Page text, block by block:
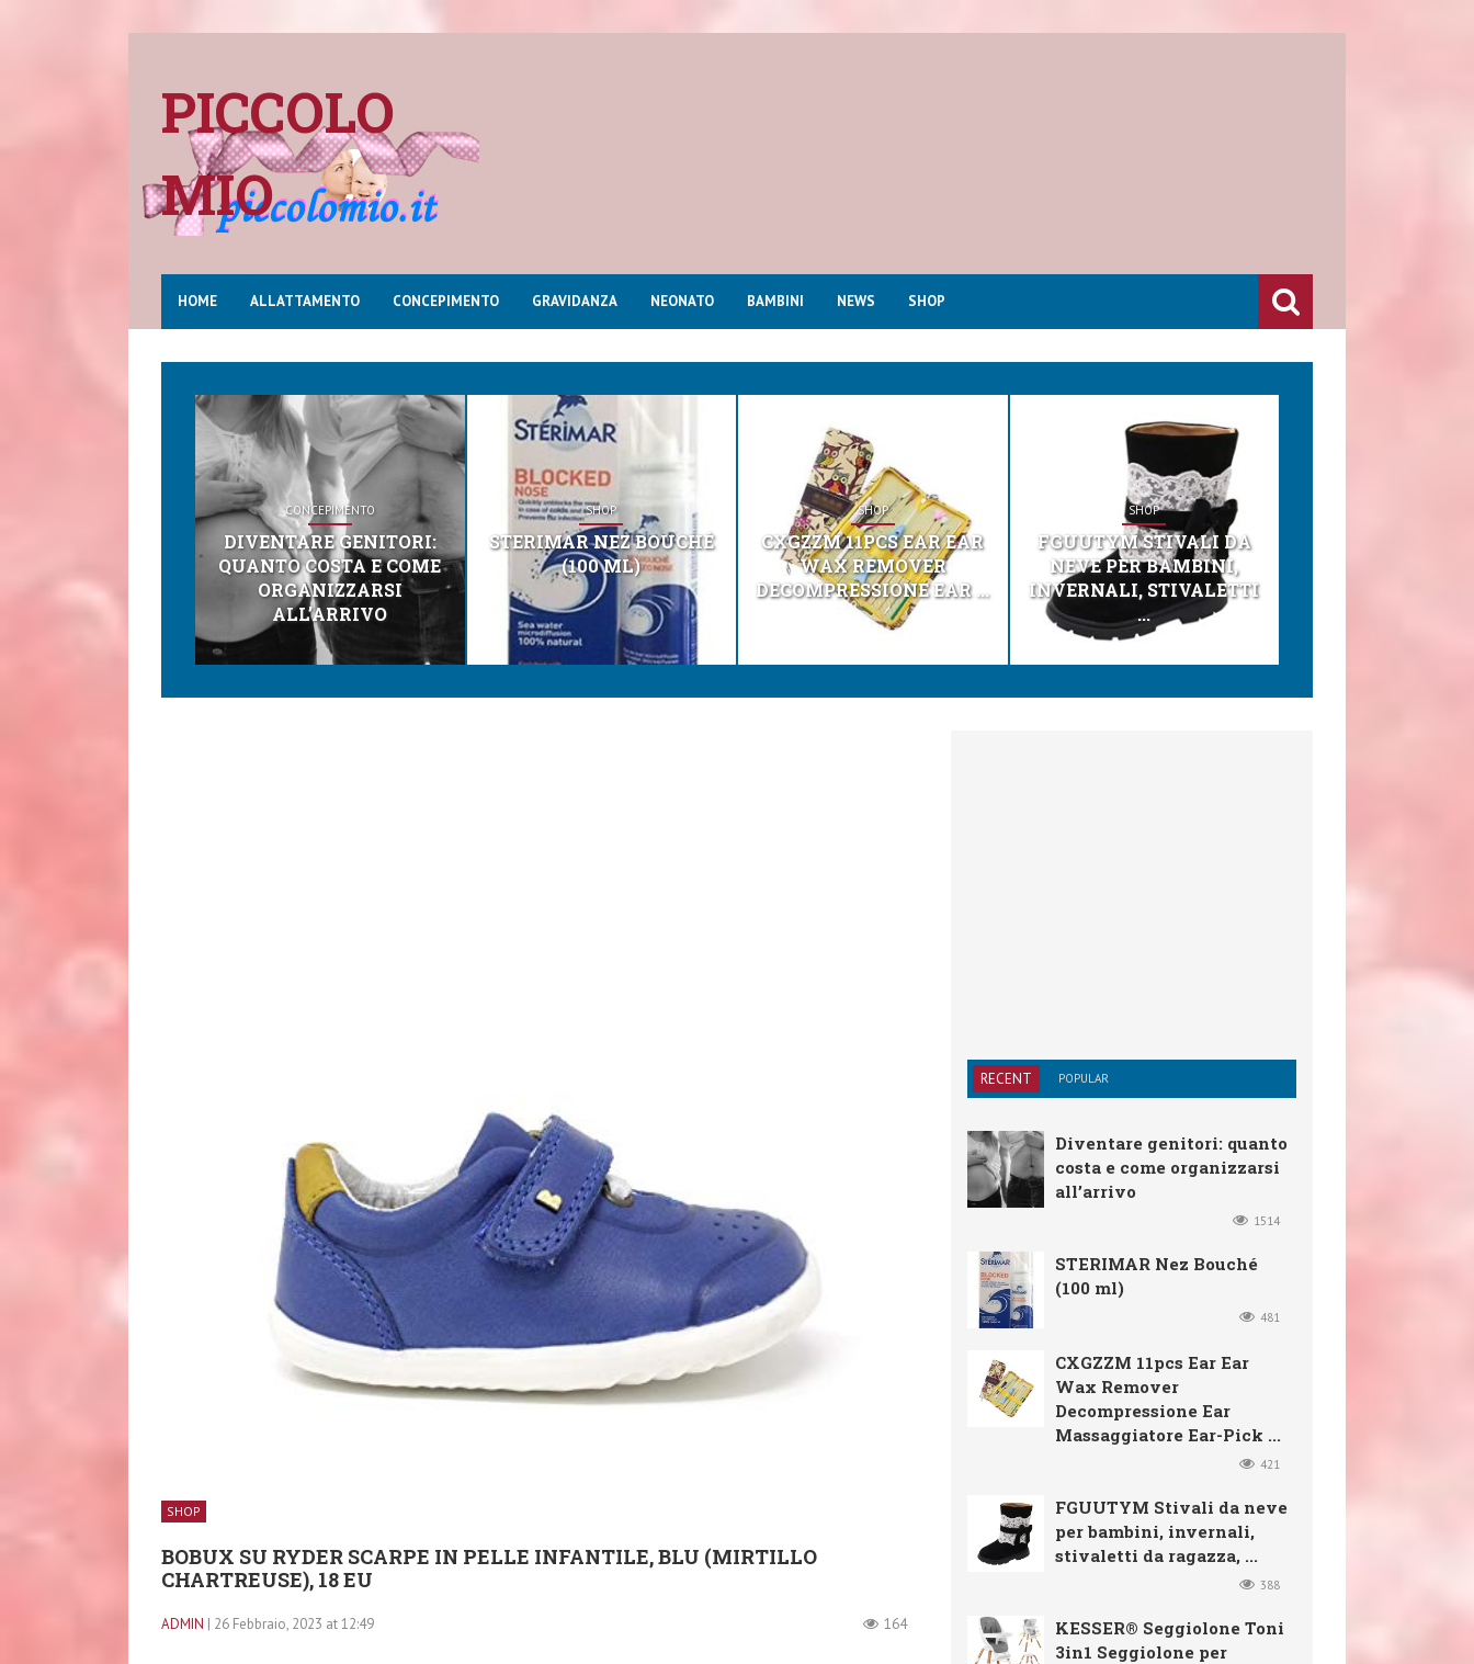
PICCOLO
MIO
HOME ALLATTAMENTO CONCEPIMENTO GRAVIDANZA NEONATO BAMBINI NEWS SHOP
CONCEPIMENTO
DIVENTARE GENITORI:
QUANTO COSTA E COME
ORGANIZZARSI
ALL’ARRIVO
SHOP
STERIMAR NEZ BOUCHÉ
(100 ML)
SHOP
CXGZZM 11PCS EAR EAR
WAX REMOVER
DECOMPRESSIONE EAR ...
SHOP
FGUUTYM STIVALI DA
NEVE PER BAMBINI,
INVERNALI, STIVALETTI
...
SHOP
BOBUX SU RYDER SCARPE IN PELLE INFANTILE, BLU (MIRTILLO
CHARTREUSE), 18 EU
ADMIN | 26 Febbraio, 2023 at 12:49 164
RECENT POPULAR
Diventare genitori: quanto
costa e come organizzarsi
all’arrivo
1514
STERIMAR Nez Bouché
(100 ml)
481
CXGZZM 11pcs Ear Ear
Wax Remover
Decompressione Ear
Massaggiatore Ear-Pick ...
421
FGUUTYM Stivali da neve
per bambini, invernali,
stivaletti da ragazza, ...
388
KESSER® Seggiolone Toni
3in1 Seggiolone per